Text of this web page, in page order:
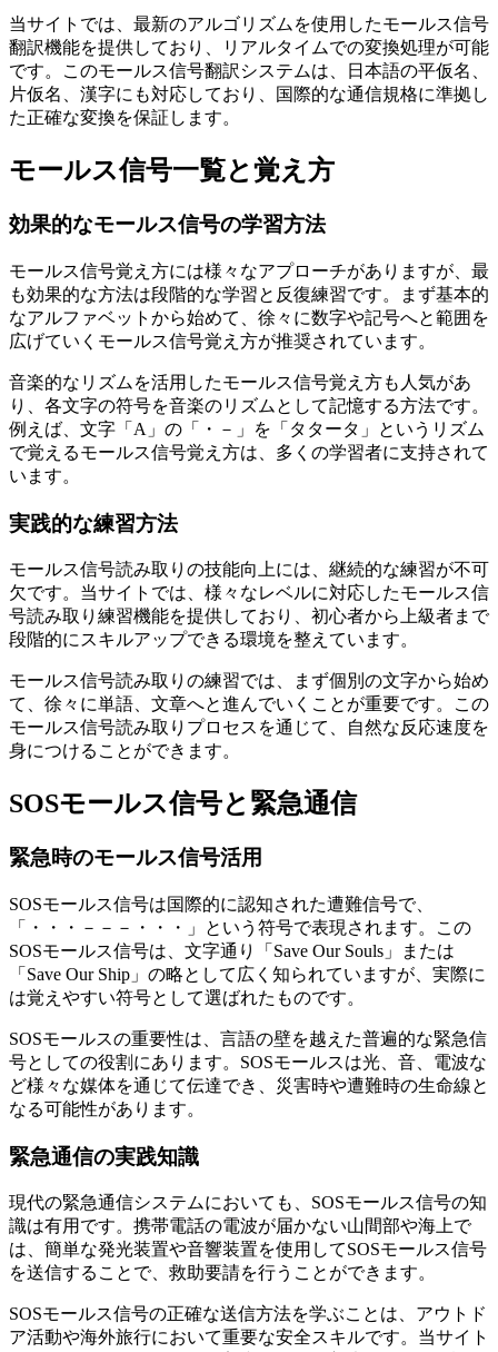
当サイトでは、最新のアルゴリズムを使用したモールス信号
翻訳機能を提供しており、リアルタイムでの変換処理が可能
です。このモールス信号翻訳システムは、日本語の平仮名、
片仮名、漢字にも対応しており、国際的な通信規格に準拠し
た正確な変換を保証します。
モールス信号一覧と覚え方
効果的なモールス信号の学習方法
モールス信号覚え方には様々なアプローチがありますが、最
も効果的な方法は段階的な学習と反復練習です。まず基本的
なアルファベットから始めて、徐々に数字や記号へと範囲を
広げていくモールス信号覚え方が推奨されています。
音楽的なリズムを活用したモールス信号覚え方も人気があ
り、各文字の符号を音楽のリズムとして記憶する方法です。
例えば、文字「A」の「・－」を「タタータ」というリズム
で覚えるモールス信号覚え方は、多くの学習者に支持されて
います。
実践的な練習方法
モールス信号読み取りの技能向上には、継続的な練習が不可
欠です。当サイトでは、様々なレベルに対応したモールス信
号読み取り練習機能を提供しており、初心者から上級者まで
段階的にスキルアップできる環境を整えています。
モールス信号読み取りの練習では、まず個別の文字から始め
て、徐々に単語、文章へと進んでいくことが重要です。この
モールス信号読み取りプロセスを通じて、自然な反応速度を
身につけることができます。
SOSモールス信号と緊急通信
緊急時のモールス信号活用
SOSモールス信号は国際的に認知された遭難信号で、
「・・・－－－・・・」という符号で表現されます。この
SOSモールス信号は、文字通り「Save Our Souls」または
「Save Our Ship」の略として広く知られていますが、実際に
は覚えやすい符号として選ばれたものです。
SOSモールスの重要性は、言語の壁を越えた普遍的な緊急信
号としての役割にあります。SOSモールスは光、音、電波な
ど様々な媒体を通じて伝達でき、災害時や遭難時の生命線と
なる可能性があります。
緊急通信の実践知識
現代の緊急通信システムにおいても、SOSモールス信号の知
識は有用です。携帯電話の電波が届かない山間部や海上で
は、簡単な発光装置や音響装置を使用してSOSモールス信号
を送信することで、救助要請を行うことができます。
SOSモールス信号の正確な送信方法を学ぶことは、アウトド
ア活動や海外旅行において重要な安全スキルです。当サイト